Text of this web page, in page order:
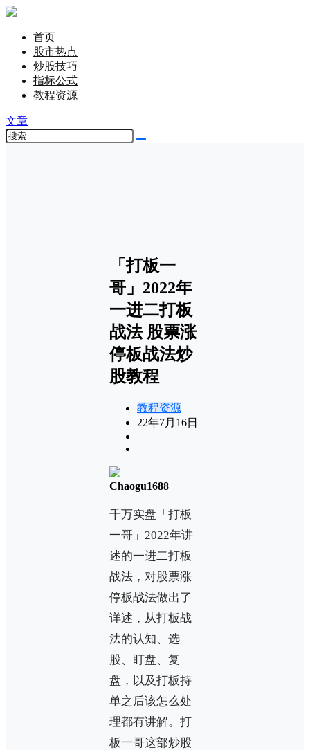
首页
股市热点
炒股技巧
指标公式
教程资源
文章
「打板一
哥」2022年
一进二打板
战法 股票涨
停板战法炒
股教程
教程资源
22年7月16日
Chaogu1688
千万实盘「打板
一哥」2022年讲
述的一进二打板
战法，对股票涨
停板战法做出了
详述，从打板战
法的认知、选
股、盯盘、复
盘，以及打板持
单之后该怎么处
理都有讲解。打
板一哥这部炒股